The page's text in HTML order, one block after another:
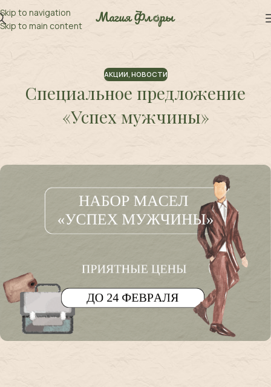
Skip to navigation
Skip to main content
АКЦИИ, НОВОСТИ
Специальное предложение
«Успех мужчины»